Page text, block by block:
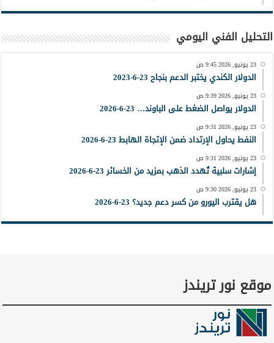
التحليل الفني اليومي
23 يونيو, 2026 9:45 ص
الدولار الكندي يختبر الدعم بنجاح 23-6-2023
23 يونيو, 2026 9:39 ص
الدولار يواصل الضغط على الباوند… 23-6-2026
23 يونيو, 2026 9:31 ص
النفط يحاول الإرتداد ضمن الإتجاة الهابط 23-6-2026
23 يونيو, 2026 9:31 ص
إشارات سلبية تُهدد الذهب بمزيد من الخسائر 23-6-2026
23 يونيو, 2026 9:30 ص
هل يقترب اليورو من كسر دعم جديد؟ 23-6-2026
موقع نور تريندز